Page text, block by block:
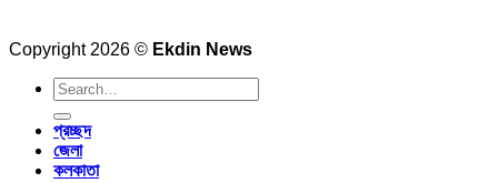
Copyright 2026 © Ekdin News
প্রচ্ছদ
জেলা
কলকাতা